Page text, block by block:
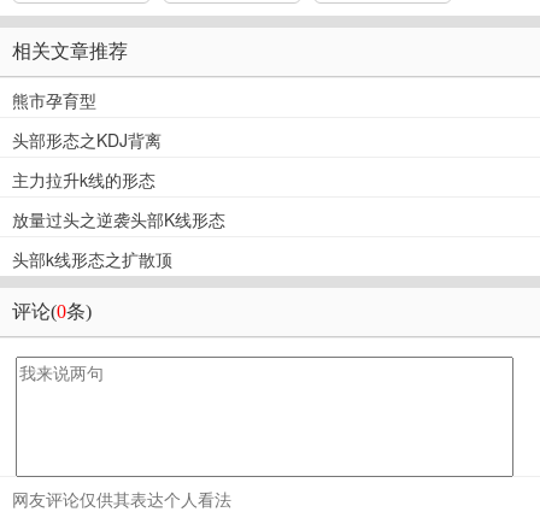
相关文章推荐
熊市孕育型
头部形态之KDJ背离
主力拉升k线的形态
放量过头之逆袭头部K线形态
头部k线形态之扩散顶
评论(0条)
网友评论仅供其表达个人看法